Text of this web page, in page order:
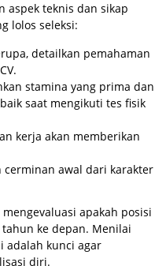
aspek teknis dan sikap
lolos seleksi:
detailkan pemahaman
stamina yang prima dan
saat mengikuti tes fisik
kerja akan memberikan
cerminan awal dari karakter
apakah posisi
ke depan. Menilai
adalah kunci agar
diri.